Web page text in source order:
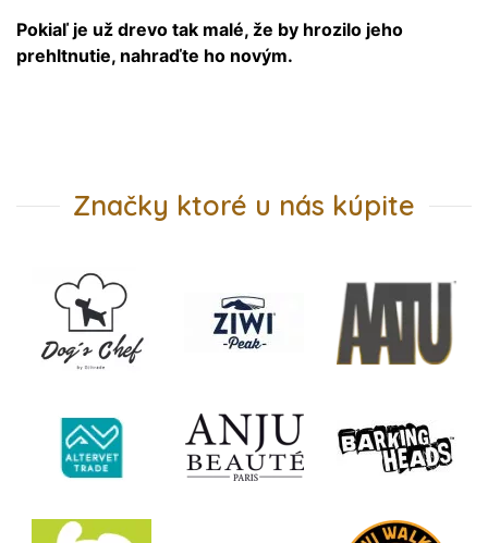
Pokiaľ je už drevo tak malé, že by hrozilo jeho
prehltnutie, nahraďte ho novým.
Značky ktoré u nás kúpite